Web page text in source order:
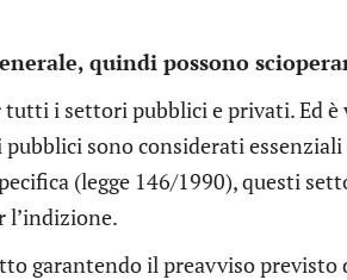
quindi possono
tutti i settori pubblici e privati. Ed
sono considerati
(legge 146/1990), questi
l’indizione.
garantendo il preavviso previsto